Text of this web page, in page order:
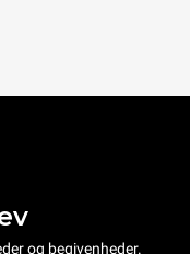
og begivenheder.